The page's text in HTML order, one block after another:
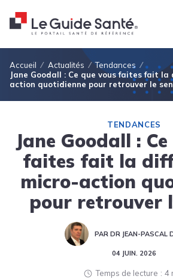
Fil d'Ariane
Accueil Actualités
Tendances
Jane Goodall : Ce que vous faites fait la
action quotidienne pour retrouver le
TENDANCES
Jane Goodall :
faites fait la
micro-action
pour retrouver
PAR DR JEAN-PASCAL
04 JUIN. 2026
Temps de lecture 4